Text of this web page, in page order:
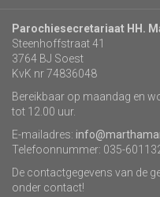
Parochiesecretariaat HH.
Steenhoffstraat 41
3764 BJ Soest
KvK nr 74836048
Bereikbaar op maandag en
tot 12.00 uur.
E-mailadres:
Telefoonnummer: 035-
De contactgegevens van de
onder contact!